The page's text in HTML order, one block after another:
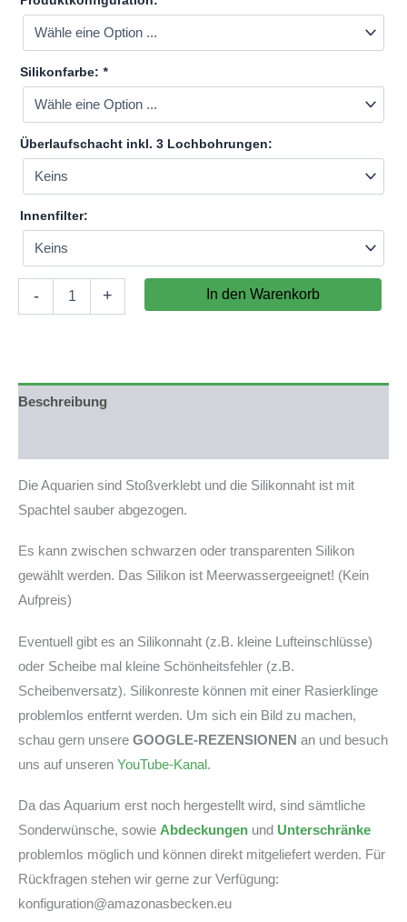
Silikonfarbe: *
Überlaufschacht inkl. 3 Lochbohrungen:
Innenfilter:
-
177x65x60cm
Lager)
+ In den Warenkorb
Beschreibung
Die Aquarien sind Stoßverklebt und die Silikonnaht ist mit
Spachtel sauber abgezogen.
Es kann zwischen schwarzen oder transparenten Silikon
gewählt werden. Das Silikon ist Meerwassergeeignet! (Kein
Aufpreis)
Eventuell gibt es an Silikonnaht (z.B. kleine Lufteinschlüsse)
oder Scheibe mal kleine Schönheitsfehler (z.B.
Scheibenversatz). Silikonreste können mit einer Rasierklinge
problemlos entfernt werden. Um sich ein Bild zu machen,
schau gern unsere GOOGLE-REZENSIONEN an und besuch
uns auf unseren YouTube-Kanal.
Da das Aquarium erst noch hergestellt wird, sind sämtliche
Sonderwünsche, sowie Abdeckungen und Unterschränke
problemlos möglich und können direkt mitgeliefert werden. Für
Rückfragen stehen wir gerne zur Verfügung:
konfiguration@amazonasbecken.eu